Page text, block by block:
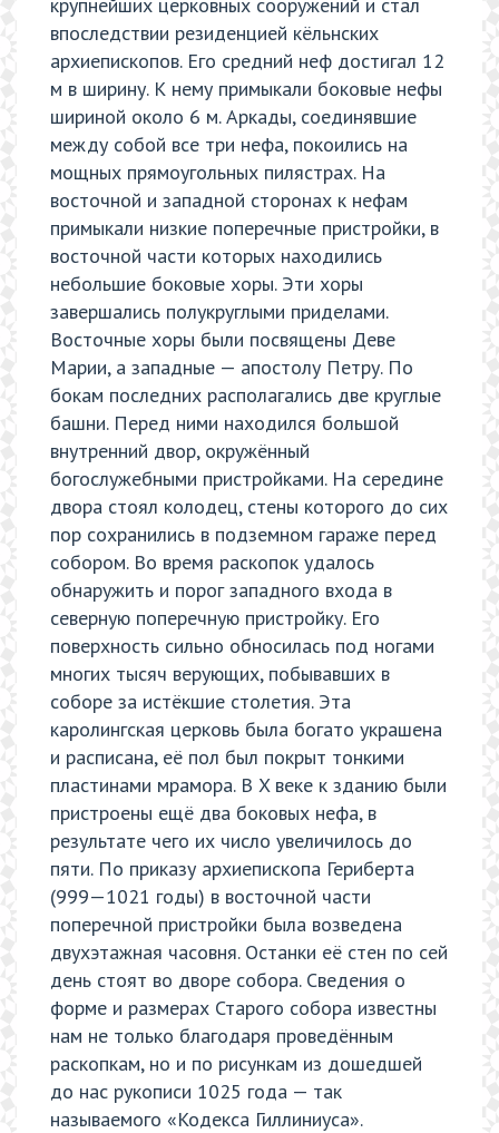
впоследствии резиденцией кёльнских
архиепископов. Его средний неф достигал 12
м в ширину. К нему примыкали боковые нефы
шириной около 6 м. Аркады, соединявшие
между собой все три нефа, покоились на
мощных прямоугольных пилястрах. На
восточной и западной сторонах к нефам
примыкали низкие поперечные пристройки, в
восточной части которых находились
небольшие боковые хоры. Эти хоры
завершались полукруглыми приделами.
Восточные хоры были посвящены Деве
Марии, а западные — апостолу Петру. По
бокам последних располагались две круглые
башни. Перед ними находился большой
внутренний двор, окружённый
богослужебными пристройками. На середине
двора стоял колодец, стены которого до сих
пор сохранились в подземном гараже перед
собором. Во время раскопок удалось
обнаружить и порог западного входа в
северную поперечную пристройку. Его
поверхность сильно обносилась под ногами
многих тысяч верующих, побывавших в
соборе за истёкшие столетия. Эта
каролингская церковь была богато украшена
и расписана, её пол был покрыт тонкими
пластинами мрамора. В X веке к зданию были
пристроены ещё два боковых нефа, в
результате чего их число увеличилось до
пяти. По приказу архиепископа Гериберта
(999—1021 годы) в восточной части
поперечной пристройки была возведена
двухэтажная часовня. Останки её стен по сей
день стоят во дворе собора. Сведения о
форме и размерах Старого собора известны
нам не только благодаря проведённым
раскопкам, но и по рисункам из дошедшей
до нас рукописи 1025 года — так
называемого «Кодекса Гиллиниуса».